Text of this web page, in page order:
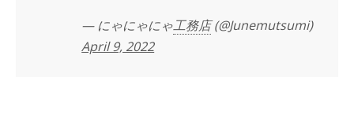
— にゃにゃにゃ工務店(@Junemutsumi)
April 9, 2022